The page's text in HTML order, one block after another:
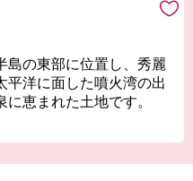
島の東部に位置し、秀麗
平洋に面した噴火湾の出
恵まれた土地です。